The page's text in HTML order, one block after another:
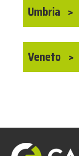
Umbria
Veneto